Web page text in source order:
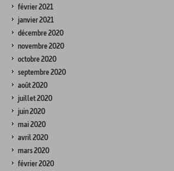
février 2021
janvier 2021
décembre 2020
novembre 2020
octobre 2020
septembre 2020
août 2020
juillet 2020
juin 2020
mai 2020
avril 2020
mars 2020
février 2020